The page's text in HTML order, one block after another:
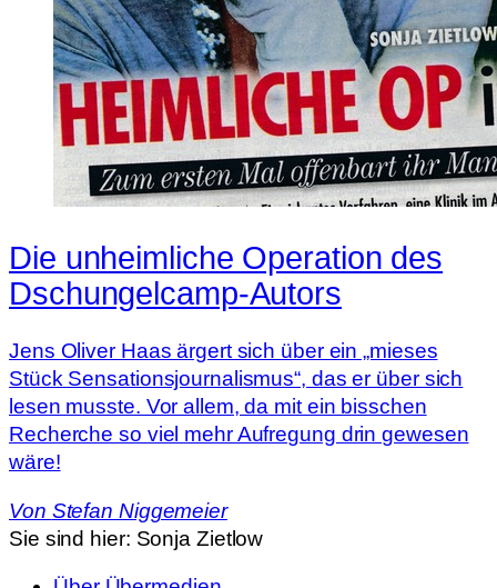
Die unheimliche Operation des
Dschungelcamp-Autors
Jens Oliver Haas ärgert sich über ein „mieses
Stück Sensationsjournalismus“, das er über sich
lesen musste. Vor allem, da mit ein bisschen
Recherche so viel mehr Aufregung drin gewesen
wäre!
Von Stefan Niggemeier
Sie sind hier: Sonja Zietlow